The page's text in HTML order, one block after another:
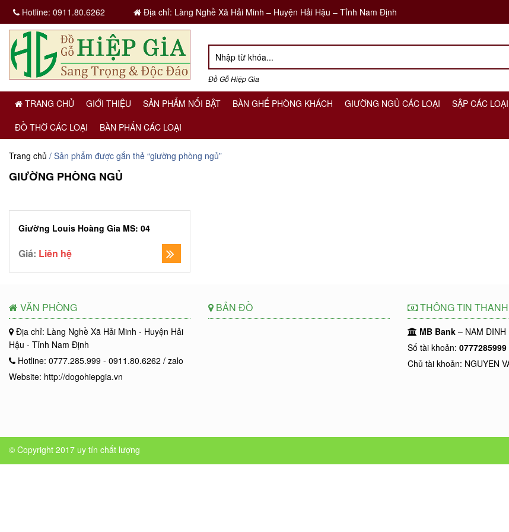
Hotline:0911.80.6262 Địa chỉ: Làng Nghề Xã Hải Minh – Huyện Hải Hậu – Tỉnh Nam Định
Đồ Gỗ Hiệp Gia
TRANG CHỦ GIỚI THIỆU SẢN PHẨM NỔI BẬT BÀN GHẾ PHÒNG KHÁCH GIƯỜNG NGỦ CÁC LOẠI SẬP CÁC LOẠI
ĐỒ THỜ CÁC LOẠI
BÀN PHẤN CÁC LOẠI
Trang chủ / Sản phẩm được gắn thẻ “giường phòng ngủ”
GIƯỜNG PHÒNG NGỦ
Giường Louis Hoàng Gia MS: 04
Giá: Liên hệ
VĂN PHÒNG
Địa chỉ: Làng Nghề Xã Hải Minh - Huyện Hải
Hậu - Tỉnh Nam Định
Hotline: 0777.285.999 - 0911.80.6262 / zalo
Website: http://dogohiepgia.vn
BẢN ĐỒ THÔNG TIN
MB Bank – NAM DINH
Số tài khoản: 0777285999
Chủ tài khoản: NGUYEN
© Copyright 2017 uy tín chất lượng